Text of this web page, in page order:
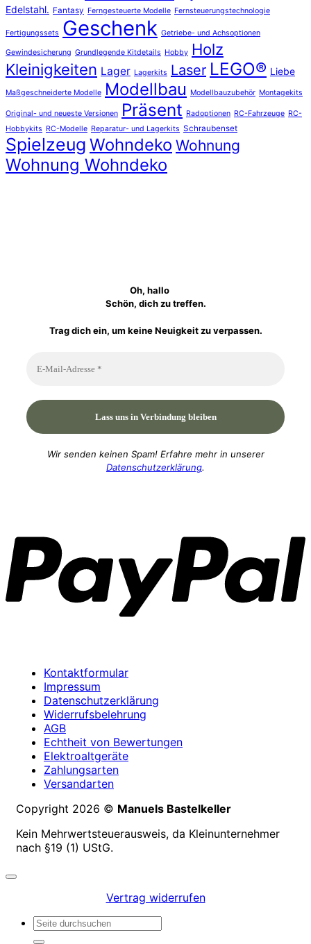
Edelstahl. Fantasy Ferngesteuerte Modelle Fernsteuerungstechnologie
Fertigungssets Geschenk Getriebe- und Achsoptionen
Gewindesicherung Grundlegende Kitdetails Hobby Holz
Kleinigkeiten Lager Lagerkits Laser LEGO® Liebe
Maßgeschneiderte Modelle Modellbau Modellbauzubehör Montagekits
Original- und neueste Versionen Präsent Radoptionen RC-Fahrzeuge RC-
Hobbykits RC-Modelle Reparatur- und Lagerkits Schraubenset
Spielzeug Wohndeko Wohnung
Wohnung Wohndeko
Oh, hallo
Schön, dich zu treffen.
Trag dich ein, um keine Neuigkeit zu verpassen.
Wir senden keinen Spam! Erfahre mehr in unserer
Datenschutzerklärung.
Kontaktformular
Impressum
Datenschutzerklärung
Widerrufsbelehrung
AGB
Echtheit von Bewertungen
Elektroaltgeräte
Zahlungsarten
Versandarten
Copyright 2026 © Manuels Bastelkeller
Kein Mehrwertsteuerausweis, da Kleinunternehmer
nach §19 (1) UStG.
Vertrag widerrufen
Suchen